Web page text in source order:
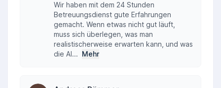
Wir haben mit dem 24 Stunden
Betreuungsdienst gute Erfahrungen
gemacht. Wenn etwas nicht gut läuft,
muss sich überlegen, was man
realistischerweise erwarten kann, und was
die Al... Mehr